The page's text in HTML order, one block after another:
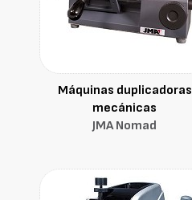
Máquinas duplicadoras
mecánicas
JMA Nomad